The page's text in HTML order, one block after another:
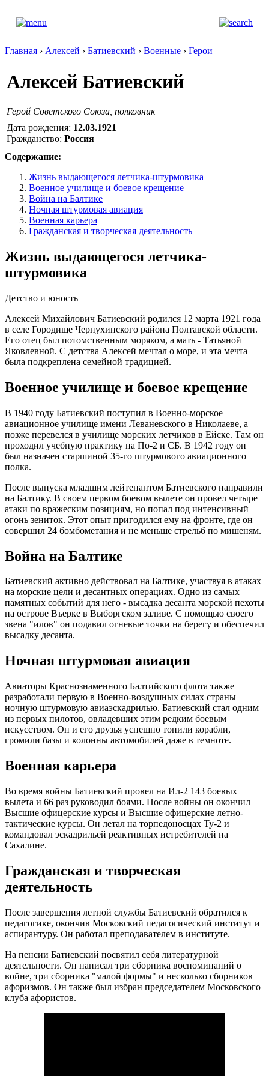
Главная › Алексей › Батиевский › Военные › Герои
Алексей Батиевский
Герой Советского Союза, полковник
Дата рождения: 12.03.1921
Гражданство: Россия
Содержание:
Жизнь выдающегося летчика-штурмовика
Военное училище и боевое крещение
Война на Балтике
Ночная штурмовая авиация
Военная карьера
Гражданская и творческая деятельность
Жизнь выдающегося летчика-
штурмовика
Детство и юность
Алексей Михайлович Батиевский родился 12 марта 1921 года
в селе Городище Чернухинского района Полтавской области.
Его отец был потомственным моряком, а мать - Татьяной
Яковлевной. С детства Алексей мечтал о море, и эта мечта
была подкреплена семейной традицией.
Военное училище и боевое крещение
В 1940 году Батиевский поступил в Военно-морское
авиационное училище имени Леваневского в Николаеве, а
позже перевелся в училище морских летчиков в Ейске. Там он
проходил учебную практику на По-2 и СБ. В 1942 году он
был назначен старшиной 35-го штурмового авиационного
полка.
После выпуска младшим лейтенантом Батиевского направили
на Балтику. В своем первом боевом вылете он провел четыре
атаки по вражеским позициям, но попал под интенсивный
огонь зениток. Этот опыт пригодился ему на фронте, где он
совершил 24 бомбометания и не меньше стрельб по мишеням.
Война на Балтике
Батиевский активно действовал на Балтике, участвуя в атаках
на морские цели и десантных операциях. Одно из самых
памятных событий для него - высадка десанта морской пехоты
на острове Въерке в Выборгском заливе. С помощью своего
звена "илов" он подавил огневые точки на берегу и обеспечил
высадку десанта.
Ночная штурмовая авиация
Авиаторы Краснознаменного Балтийского флота также
разработали первую в Военно-воздушных силах страны
ночную штурмовую авиаэскадрилью. Батиевский стал одним
из первых пилотов, овладевших этим редким боевым
искусством. Он и его друзья успешно топили корабли,
громили базы и колонны автомобилей даже в темноте.
Военная карьера
Во время войны Батиевский провел на Ил-2 143 боевых
вылета и 66 раз руководил боями. После войны он окончил
Высшие офицерские курсы и Высшие офицерские летно-
тактические курсы. Он летал на торпедоносцах Ту-2 и
командовал эскадрильей реактивных истребителей на
Сахалине.
Гражданская и творческая
деятельность
После завершения летной службы Батиевский обратился к
педагогике, окончив Московский педагогический институт и
аспирантуру. Он работал преподавателем в институте.
На пенсии Батиевский посвятил себя литературной
деятельности. Он написал три сборника воспоминаний о
войне, три сборника "малой формы" и несколько сборников
афоризмов. Он также был избран председателем Московского
клуба афористов.